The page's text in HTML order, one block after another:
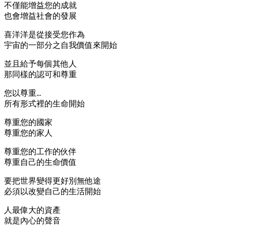
不僅能增益您的成就
也會增益社會的發展
喜洋洋是從接受您作為
宇宙的一部分之自我價值來開始
並且給予每個其他人
那同樣的認可和尊重
您以尊重…
所有形式裡的生命開始
尊重您的國家
尊重您的家人
尊重您的工作的伙伴
尊重自己的生命價值
要把世界變得更好別無他途
必須以改變自己的生活開始
人最偉大的資產
就是內心的聲音